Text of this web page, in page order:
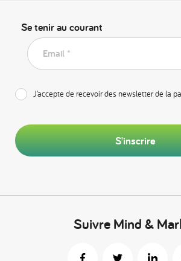
Se tenir au courant
Email *
J’accepte de recevoir des newsletter de la
S'inscrire
Suivre Mind &